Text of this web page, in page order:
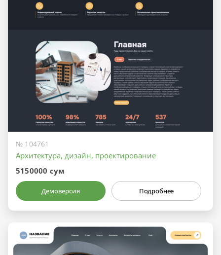
№ 104761
Архитектура, дизайн, проектирование
5150000 сум
Демоверсия Подробнее